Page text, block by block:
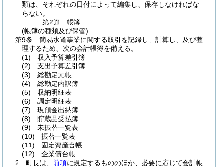
類は、それぞれの日付によって編集し、保存しなければな
らない。
第2節
帳簿
(帳簿の種類及び保管)
第9条
簡易水道事業に関する取引を記録し、計算し、及び整
理するため、次の会計帳簿を備える。
(1)
収入予算差引簿
(2)
支出予算差引簿
(3)
総勘定元帳
(4)
総勘定内訳簿
(5)
収納明細表
(6)
調定明細表
(7)
現預金出納簿
(8)
貯蔵品受払簿
(9)
未振替一覧表
(10)
振替一覧表
(11)
固定資産台帳
(12)
企業債台帳
2
町長は、 前項に規定するもののほか、必要に応じて会計帳